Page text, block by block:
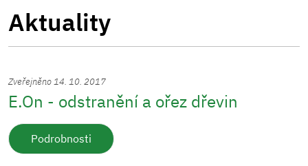
Aktuality
Zveřejněno 14. 10. 2017
E.On - odstranění a ořez dřevin
Podrobnosti